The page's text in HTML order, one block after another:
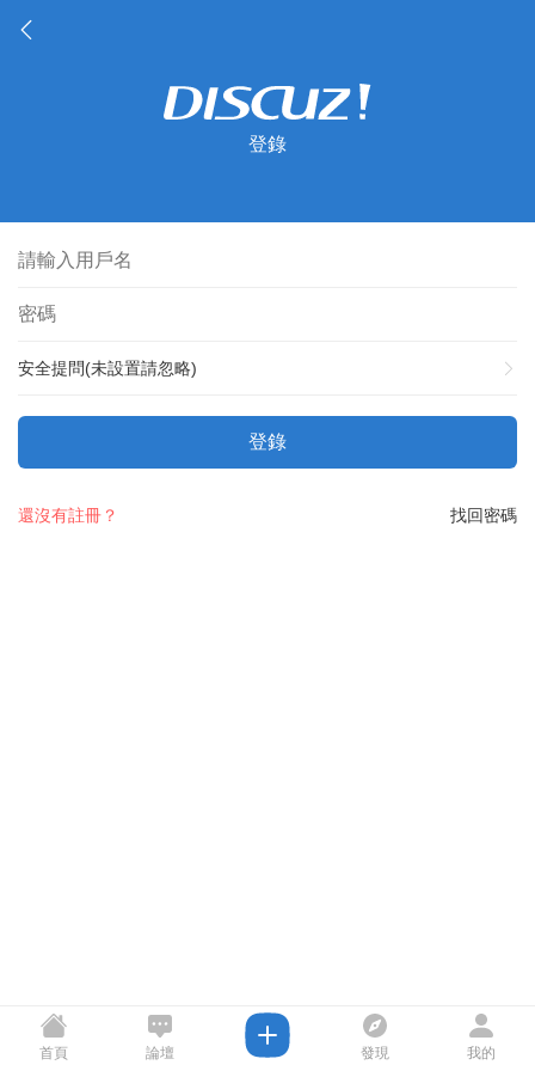
登錄
安全提問(未設置請忽略)
登錄
找回密碼
還沒有註冊？
首頁 論壇 發現 我的